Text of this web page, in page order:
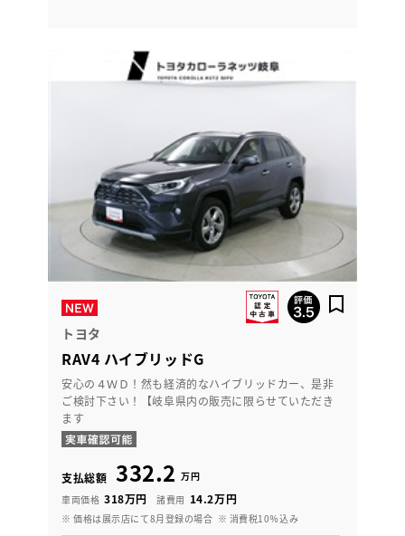
トヨタ
RAV4 ハイブリッドG
安心の４ＷＤ！然も経済的なハイブリッドカー、是非
ご検討下さい！【岐阜県内の販売に限らせていただき
ます
支払総額 332.2 万円
車両価格 318万円 諸費用 14.2万円
※ 価格は展示店にて8月登録の場合 ※ 消費税10％込み